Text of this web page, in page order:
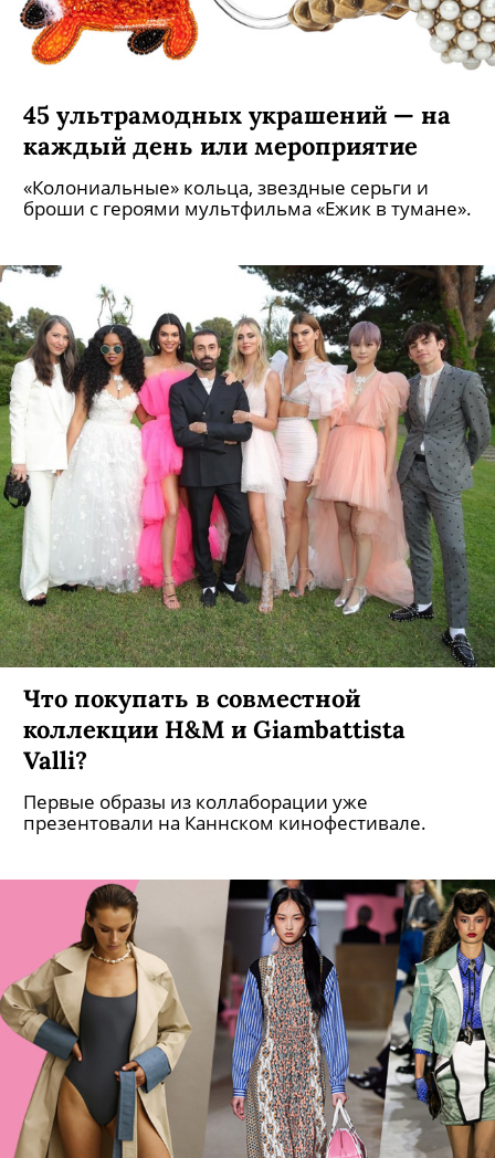
45 ультрамодных украшений — на
каждый день или мероприятие
«Колониальные» кольца, звездные серьги и
броши с героями мультфильма «Ежик в тумане».
Что покупать в совместной
коллекции H&M и Giambattista
Valli?
Первые образы из коллаборации уже
презентовали на Каннском кинофестивале.